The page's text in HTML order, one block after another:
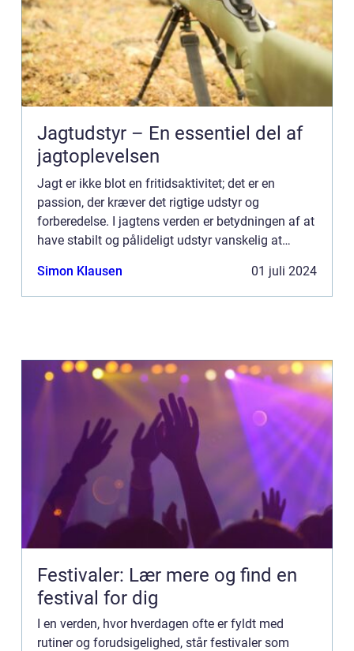
Jagtudstyr – En essentiel del af
jagtoplevelsen
Jagt er ikke blot en fritidsaktivitet; det er en
passion, der kræver det rigtige udstyr og
forberedelse. I jagtens verden er betydningen af at
have stabilt og pålideligt udstyr vanskelig at
Simon Klausen 01 juli 2024
Festivaler: Lær mere og find en
festival for dig
I en verden, hvor hverdagen ofte er fyldt med
rutiner og forudsigelighed, står festivaler som